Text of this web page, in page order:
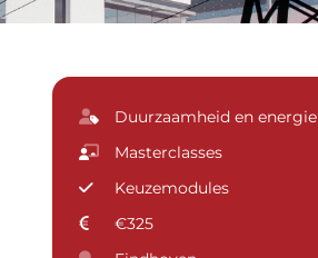
Duurzaamheid en energie
Masterclasses
Keuzemodules
€325